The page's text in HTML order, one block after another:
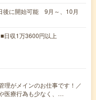
に開始可能 9月～、10月
収1万3600円以上
理がメインのお仕事です！／
医療行為も少なく、…